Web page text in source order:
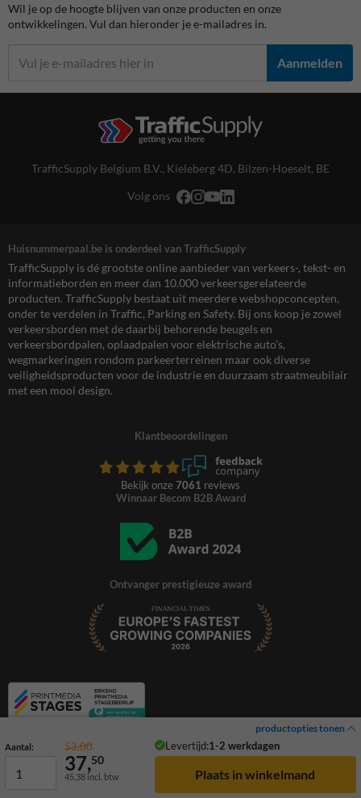
productopties tonen
Aantal: 53,00 Levertijd:1-2 werkdagen
37,50
45,38 incl. btw
Wil je op de hoogte blijven van onze producten en onze
ontwikkelingen. Vul dan hieronder je e-mailadres in.
Aanmelden
TrafficSupply Belgium B.V., Kieleberg 4D, Bilzen-Hoeselt, BE
Volg ons
Huisnummerpaal.be is onderdeel van TrafficSupply
TrafficSupply is dé grootste online aanbieder van verkeers-, tekst- en
informatieborden en meer dan 10.000 verkeersgerelateerde
producten. TrafficSupply bestaat uit meerdere webshopconcepten,
onder te verdelen in Traffic, Parking en Safety. Bij ons koop je zowel
verkeersborden met de daarbij behorende beugels en
verkeersbordpalen, oplaadpalen voor elektrische auto’s,
wegmarkeringen rondom parkeerterreinen maar ook diverse
veiligheidsproducten voor de industrie en duurzaam straatmeubilair
met een mooi design.
Klantbeoordelingen
Bekijk onze 7061 reviews
Winnaar Becom B2B Award
Ontvanger prestigieuze award
© 2026 TrafficSupply. Alle rechten voorbehouden.